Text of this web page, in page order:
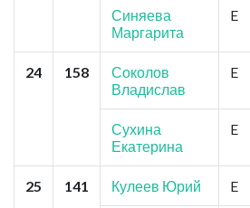
Синяева
Маргарита
E
24 158
Соколов
Владислав
E
Сухина
Екатерина
E
25 141 Кулеев Юрий E